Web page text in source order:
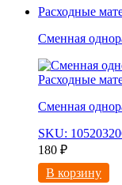
Расходные
Сменная
Расходные
Сменная
SKU:
180 ₽
В корзину